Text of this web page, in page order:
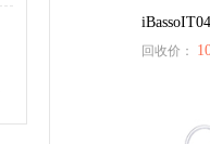
iBassoIT04
回收价：